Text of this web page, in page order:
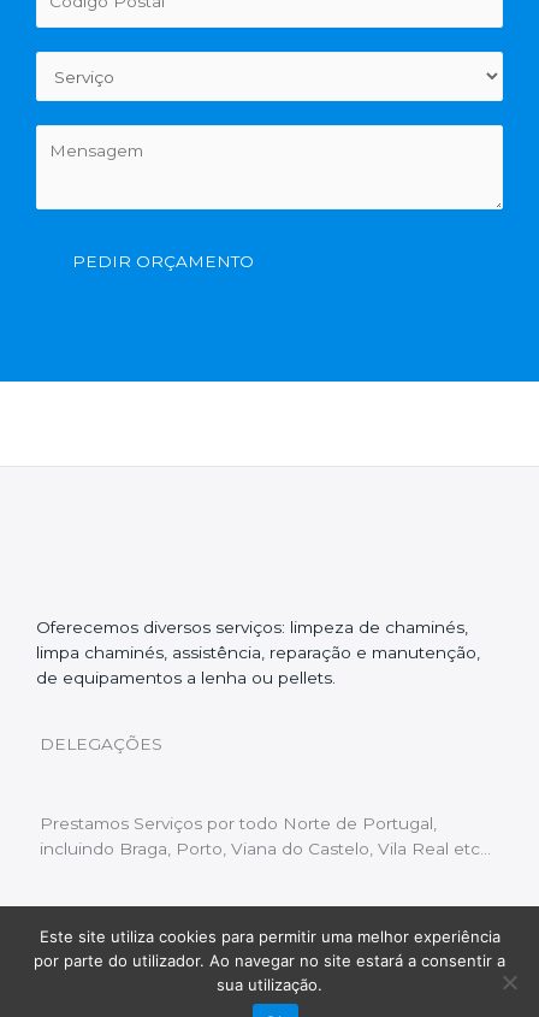
PEDIR ORÇAMENTO
Oferecemos diversos serviços: limpeza de chaminés,
limpa chaminés, assistência, reparação e manutenção,
de equipamentos a lenha ou pellets.
DELEGAÇÕES
Prestamos Serviços por todo Norte de Portugal,
incluindo Braga, Porto, Viana do Castelo, Vila Real etc…
Livro de Reclamações | Política de Privacidade
Copyright © 2022 Limpeza Chaminés | Desenvolvido
Fluxo Digital – a inovar a web
Este site utiliza cookies para permitir uma melhor experiência
por parte do utilizador. Ao navegar no site estará a consentir a
sua utilização.